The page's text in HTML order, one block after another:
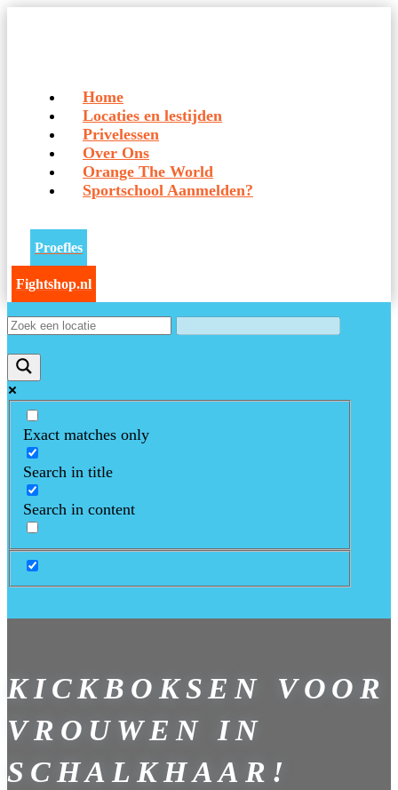
Home
Locaties en lestijden
Privelessen
Over Ons
Orange The World
Sportschool Aanmelden?
Proefles
Fightshop.nl
Exact matches only
Search in title
Search in content
KICKBOKSEN VOOR
VROUWEN IN
SCHALKHAAR!